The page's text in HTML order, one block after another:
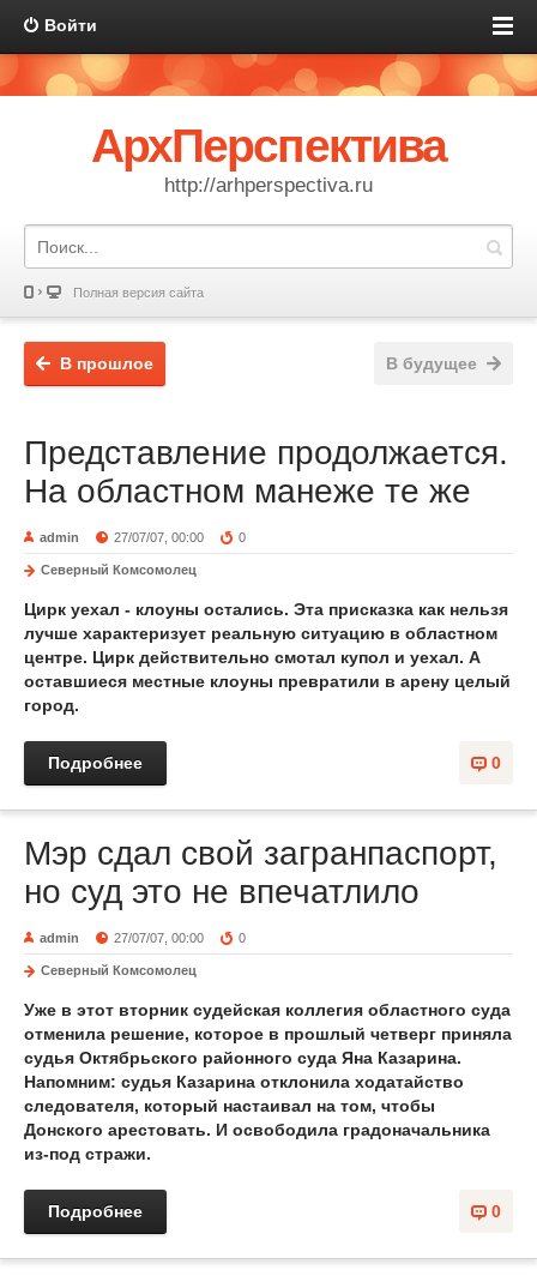
Войти
АрхПерспектива
http://arhperspectiva.ru
Полная версия сайта
В будущее
В прошлое
Представление продолжается.
На областном манеже те же
admin 27/07/07, 00:00 0
Северный Комсомолец
Цирк уехал - клоуны остались. Эта присказка как нельзя
лучше характеризует реальную ситуацию в областном
центре. Цирк действительно смотал купол и уехал. А
оставшиеся местные клоуны превратили в арену целый
город.
0
Подробнее
Мэр сдал свой загранпаспорт,
но суд это не впечатлило
admin 27/07/07, 00:00 0
Северный Комсомолец
Уже в этот вторник судейская коллегия областного суда
отменила решение, которое в прошлый четверг приняла
судья Октябрьского районного суда Яна Казарина.
Напомним: судья Казарина отклонила ходатайство
следователя, который настаивал на том, чтобы
Донского арестовать. И освободила градоначальника
из-под стражи.
0
Подробнее